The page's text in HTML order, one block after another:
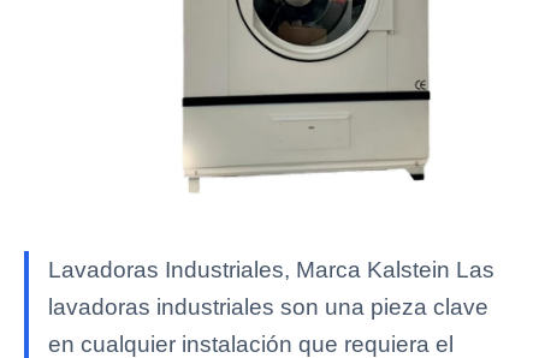
Lavadoras Industriales, Marca Kalstein Las
lavadoras industriales son una pieza clave
en cualquier instalación que requiera el